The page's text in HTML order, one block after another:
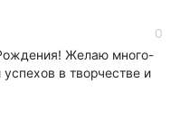
0
Желаю много-
в творчестве и